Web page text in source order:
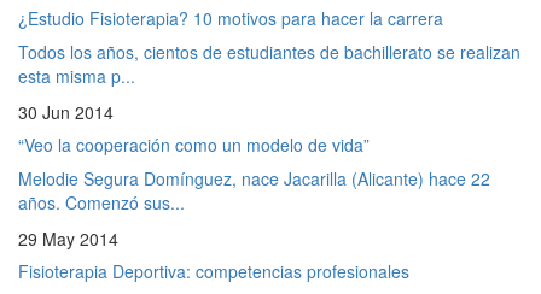
¿Estudio Fisioterapia? 10 motivos para hacer la carrera
Todos los años, cientos de estudiantes de bachillerato se realizan
esta misma p...
30 Jun 2014
“Veo la cooperación como un modelo de vida”
Melodie Segura Domínguez, nace Jacarilla (Alicante) hace 22
años. Comenzó sus...
29 May 2014
Fisioterapia Deportiva: competencias profesionales